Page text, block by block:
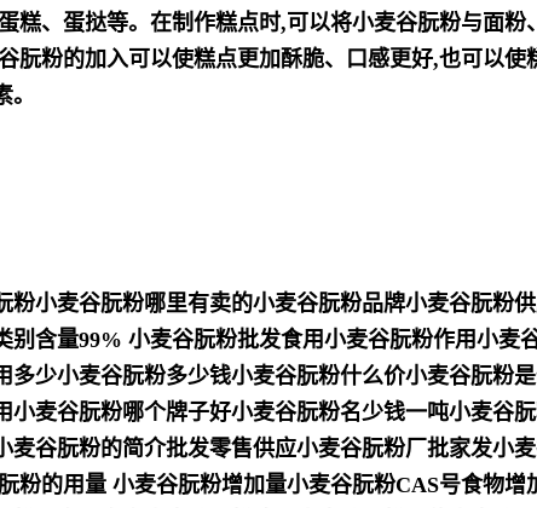
糕、蛋挞等。在制作糕点时,可以将小麦谷朊粉与面粉
朊粉的加入可以使糕点更加酥脆、口感更好,也可以使
粉小麦谷朊粉哪里有卖的小麦谷朊粉品牌小麦谷朊粉
含量99% 小麦谷朊粉批发食用小麦谷朊粉作用小麦
少小麦谷朊粉多少钱小麦谷朊粉什么价小麦谷朊粉
麦谷朊粉哪个牌子好小麦谷朊粉名少钱一吨小麦谷
谷朊粉的简介批发零售供应小麦谷朊粉厂批家发小
粉的用量 小麦谷朊粉增加量小麦谷朊粉CAS号食物